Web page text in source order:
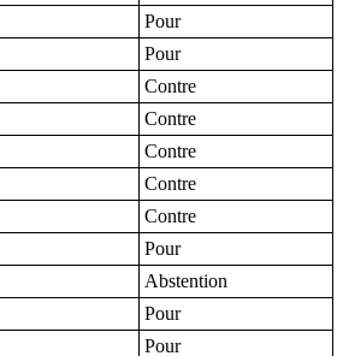
Pour
Pour
Contre
Contre
Contre
Contre
Contre
Pour
Abstention
Pour
Pour